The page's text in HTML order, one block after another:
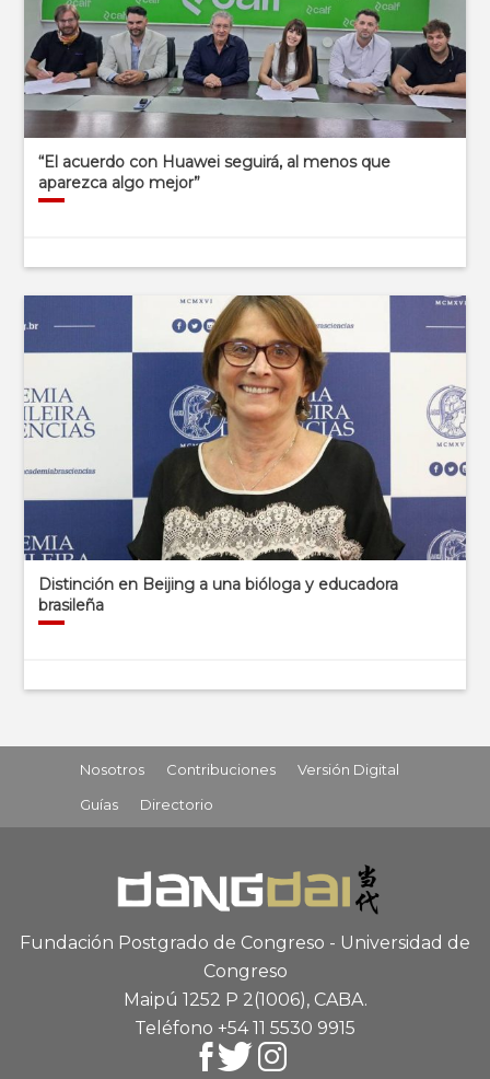
“El acuerdo con Huawei seguirá, al menos que
aparezca algo mejor”
Distinción en Beijing a una bióloga y educadora
brasileña
Nosotros Contribuciones
Versión Digital
Guías
Directorio
Fundación Postgrado de Congreso - Universidad de
Congreso
Maipú 1252 P 2(1006), CABA.
Teléfono +54 11 5530 9915